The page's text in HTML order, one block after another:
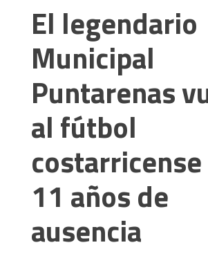
El legendario
Municipal
Puntarenas
al fútbol
11 años de
ausencia